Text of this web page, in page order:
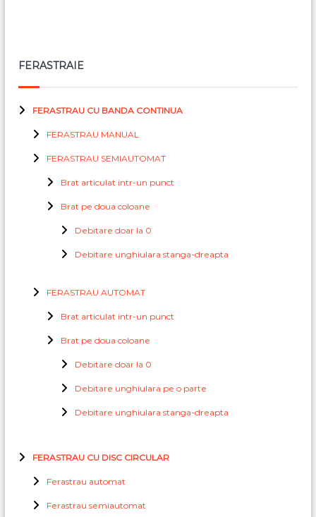
FERASTRAIE
FERASTRAU CU BANDA CONTINUA
FERASTRAU MANUAL
FERASTRAU SEMIAUTOMAT
Brat articulat intr-un punct
Brat pe doua coloane
Debitare doar la 0
Debitare unghiulara stanga-dreapta
FERASTRAU AUTOMAT
Brat articulat intr-un punct
Brat pe doua coloane
Debitare doar la 0
Debitare unghiulara pe o parte
Debitare unghiulara stanga-dreapta
FERASTRAU CU DISC CIRCULAR
Ferastrau automat
Ferastrau semiautomat